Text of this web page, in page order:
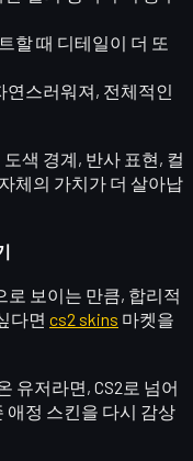
할 때 디테일이 더 또
연스러워져, 전체적인
도색 경계, 반사 표현, 컬
체의 가치가 더 살아납
로 보이는 만큼, 합리적
다면 cs2 skins 마켓을
유저라면, CS2로 넘어
애정 스킨을 다시 감상